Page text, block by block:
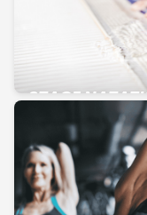
STAGE